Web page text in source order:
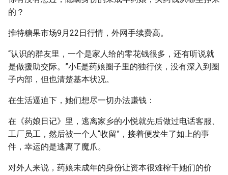
的？
推特糖果市场9月22日行情，外网手续费高。
“认识的群友里，一个是家人给的零花钱很多，还有听说就
是做援助交际。”小E是药娘圈子里的独行侠，没有深入到圈
子内部，但也清楚基本状况。
在生活逼迫下，她们想尽一切办法赚钱：
在《药娘日记》里，逃离家乡的小悦就先后做过电话客服、
工厂员工，然后被一个人“收留”，接着便发生了如上的事
件，幸运的是逃离了魔爪。
对外人来说，药娘未成年的身份让资本很难榨干她们的价